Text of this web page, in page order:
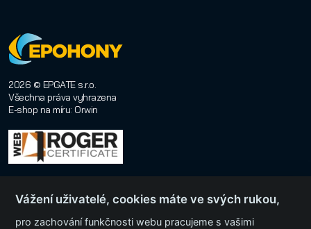
2026 © EPGATE s.r.o.
Všechna práva vyhrazena
E-shop na míru: Orwin
Vážení uživatelé, cookies máte ve svých rukou,
pro zachování funkčnosti webu pracujeme s vašimi